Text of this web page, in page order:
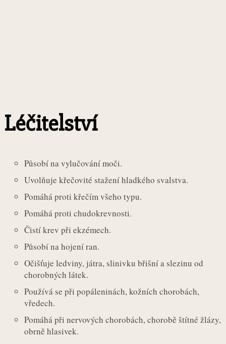
Léčitelství
Působí na vylučování moči.
Uvolňuje křečovité stažení hladkého svalstva.
Pomáhá proti křečím všeho typu.
Pomáhá proti chudokrevnosti.
Čistí krev při ekzémech.
Působí na hojení ran.
Očišťuje ledviny, játra, slinivku břišní a slezinu od
chorobných látek.
Používá se při popáleninách, kožních chorobách,
vředech.
Pomáhá při nervových chorobách, chorobě štítné žlázy,
obrně hlasivek.